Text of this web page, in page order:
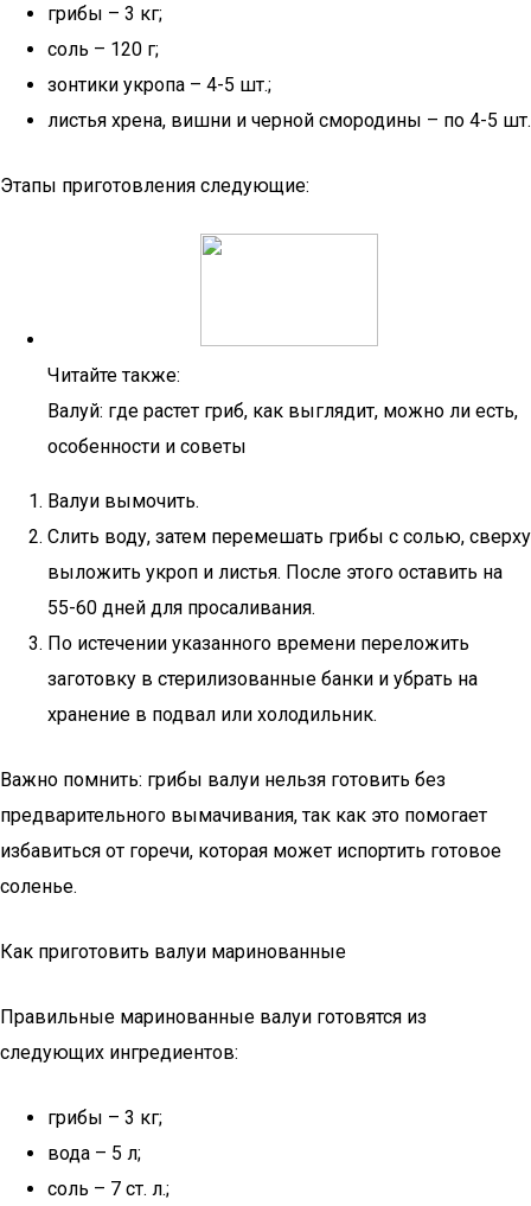
грибы – 3 кг;
соль – 120 г;
зонтики укропа – 4-5 шт.;
листья хрена, вишни и черной смородины – по 4-5 шт.
Этапы приготовления следующие:
Читайте также:
Валуй: где растет гриб, как выглядит, можно ли есть,
особенности и советы
Валуи вымочить.
Слить воду, затем перемешать грибы с солью, сверху
выложить укроп и листья. После этого оставить на
55-60 дней для просаливания.
По истечении указанного времени переложить
заготовку в стерилизованные банки и убрать на
хранение в подвал или холодильник.
Важно помнить: грибы валуи нельзя готовить без
предварительного вымачивания, так как это помогает
избавиться от горечи, которая может испортить готовое
соленье.
Как приготовить валуи маринованные
Правильные маринованные валуи готовятся из
следующих ингредиентов:
грибы – 3 кг;
вода – 5 л;
соль – 7 ст. л.;